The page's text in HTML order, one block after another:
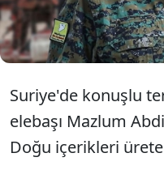
yanıtını verdi.
Suriye'de konuşlu
elebaşı Mazlum
Doğu içerikleri